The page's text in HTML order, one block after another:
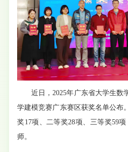
近日，2025年广东省大学生数
学建模竞赛广东赛区获奖名单公布
奖17项、二等奖28项、三等奖59
师。